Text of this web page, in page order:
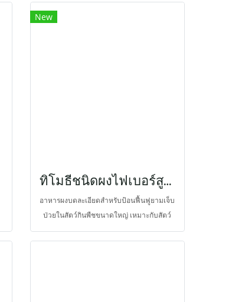
สำหรับการบีบตัวของทางเดินอาหาร และยังมี
ซิลิกาจากเปลือกหญ้าช่วยในการสึกของฟัน
New
ทิโมธีชนิดผงไฟเบอร์สูงพร้อมเสริมโปรไบโอติกส์ สูตรป้อน
อาหารผงบดละเอียดสำหรับป้อนฟื้นฟูยามเจ็บ
ป่วยในสัตว์กินพืชขนาดใหญ่ เหมาะกับสัตว์
ในสวนสัตว์ และโรยไปบนอาหารที่กินเป็น
ประจำ เพื่อป้องกันการขาดวิตามินและแร่ธาตุ